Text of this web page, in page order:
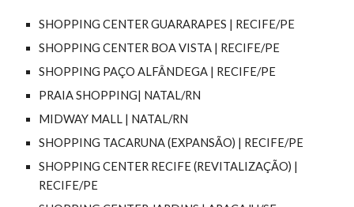
SHOPPING CENTER GUARARAPES | RECIFE/PE
SHOPPING CENTER BOA VISTA | RECIFE/PE
SHOPPING PAÇO ALFÂNDEGA | RECIFE/PE
PRAIA SHOPPING| NATAL/RN
MIDWAY MALL | NATAL/RN
SHOPPING TACARUNA (EXPANSÃO) | RECIFE/PE
SHOPPING CENTER RECIFE (REVITALIZAÇÃO) |
RECIFE/PE